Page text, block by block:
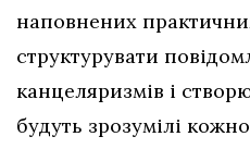
наповнених
структурувати
канцеляризмів і
будуть зрозумілі